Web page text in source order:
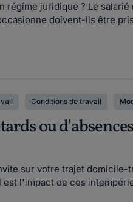
régime juridique ? Le
doivent-ils être
Conditions de travail
ou
sur votre trajet
l'impact de ces